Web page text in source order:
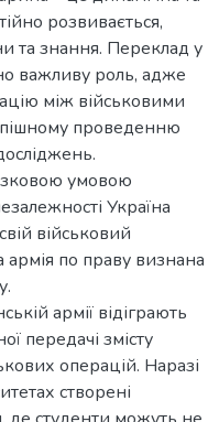
розвивається,
та знання. Переклад у
важливу роль, адже
між військовими
проведенню
умовою
Україна
військовий
армія по праву визнана
армії відіграють
передачі змісту
операцій. Наразі
створені